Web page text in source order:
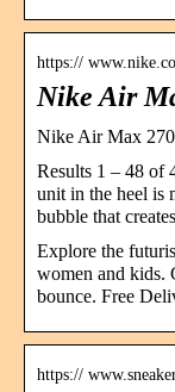
https://
Nike Air
Nike Air Max
Results 1 – 48 of
unit in the heel is
bubble that
Explore the
women and kids.
bounce. Free
https://